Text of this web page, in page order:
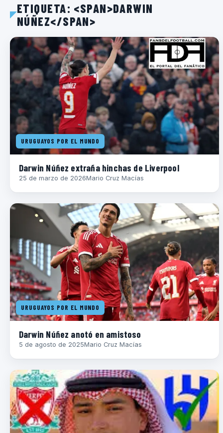
ETIQUETA: <SPAN>DARWIN
NÚÑEZ</SPAN>
URUGUAYOS POR EL MUNDO
Darwin Núñez extraña hinchas de Liverpool
25 de marzo de 2026Mario Cruz Macías
URUGUAYOS POR EL MUNDO
Darwin Núñez anotó en amistoso
5 de agosto de 2025Mario Cruz Macías